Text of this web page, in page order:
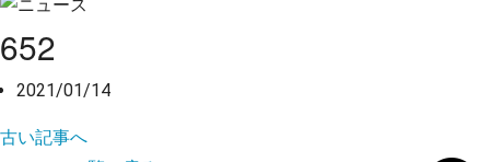
652
2021/01/14
古い記事へ